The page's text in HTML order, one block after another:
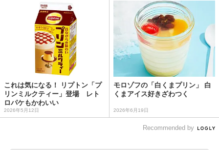
これは気になる！ リプトン「プ
リンミルクティー」登場 レト
ロパケもかわいい
2026年5月12日
モロゾフの「白くまプリン」 白
くまアイス好きざわつく
2026年6月19日
Recommended by